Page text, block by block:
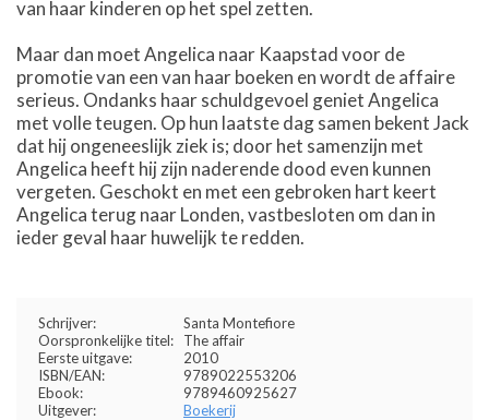
van haar kinderen op het spel zetten.
Maar dan moet Angelica naar Kaapstad voor de
promotie van een van haar boeken en wordt de affaire
serieus. Ondanks haar schuldgevoel geniet Angelica
met volle teugen. Op hun laatste dag samen bekent Jack
dat hij ongeneeslijk ziek is; door het samenzijn met
Angelica heeft hij zijn naderende dood even kunnen
vergeten. Geschokt en met een gebroken hart keert
Angelica terug naar Londen, vastbesloten om dan in
ieder geval haar huwelijk te redden.
Schrijver:
Santa Montefiore
Oorspronkelijke titel:
The affair
Eerste uitgave:
2010
ISBN/EAN:
9789022553206
Ebook:
9789460925627
Uitgever:
Boekerij